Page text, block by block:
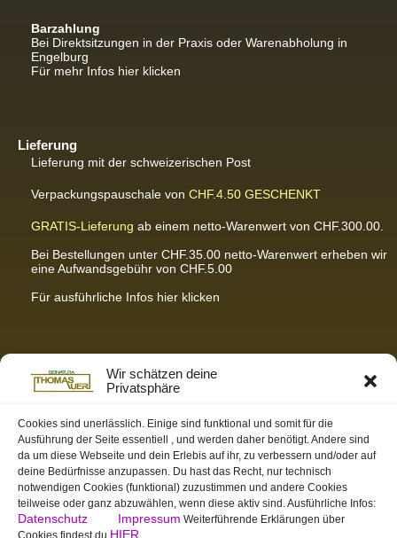
Wir schätzen deine
Privatsphäre
Cookies sind unerlässlich. Einige sind funktional und somit für die
Ausführung der Seite essentiell , und werden daher benötigt. Andere sind
da um diese Webseite und dein Erlebis auf ihr, zu verbessern und/oder auf
deine Bedürfnisse anzupassen. Du hast das Recht, nur technisch
notwendigen Cookies (funktional) zuzustimmen und andere Cookies
teilweise oder ganz abzuwählen, wenn diese aktiv sind. Ausführliche Infos:
Datenschutz Impressum Weiterführende Erklärungen über
Cookies findest du HIER
Barzahlung
Bei Direktsitzungen in der Praxis oder Warenabholung in
Engelburg
Für mehr Infos hier klicken
Lieferung
Lieferung mit der schweizerischen Post
Verpackungspauschale von CHF.4.50 GESCHENKT
GRATIS-Lieferung ab einem netto-Warenwert von CHF.300.00.
Bei Bestellungen unter CHF.35.00 netto-Warenwert erheben wir
eine Aufwandsgebühr von CHF.5.00
<br
Für ausführliche Infos hier klicken
Partnerseiten / Empfehlungen
K-Wellness – Karin Meier
S&S Informatik GmbH
Ihr Partner für zukunftsorientierte Informatik
Swiss-skymodel
opens your eyes
St. Gallen Info